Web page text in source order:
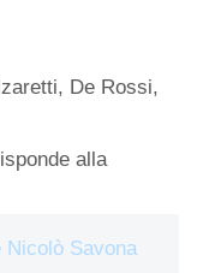
De Rossi,
alla
Nicolò Savona